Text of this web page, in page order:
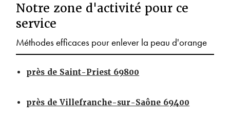
Notre zone d'activité pour ce
service
Méthodes efficaces pour enlever la peau d'orange
près de Saint-Priest 69800
près de Villefranche-sur-Saône 69400